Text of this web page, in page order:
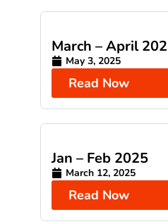
March – April
May 3, 2025
Read Now
Jan – Feb 2025
March 12, 2025
Read Now